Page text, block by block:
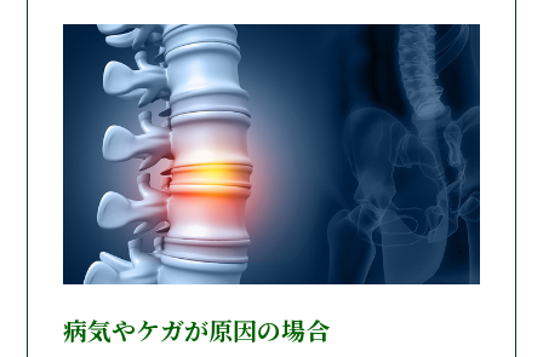
病気やケガが原因の場合